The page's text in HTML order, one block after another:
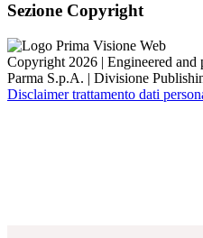
Sezione Copyright
Copyright 2026 | Engineered
Parma S.p.A. | Divisione
Disclaimer trattamento dati